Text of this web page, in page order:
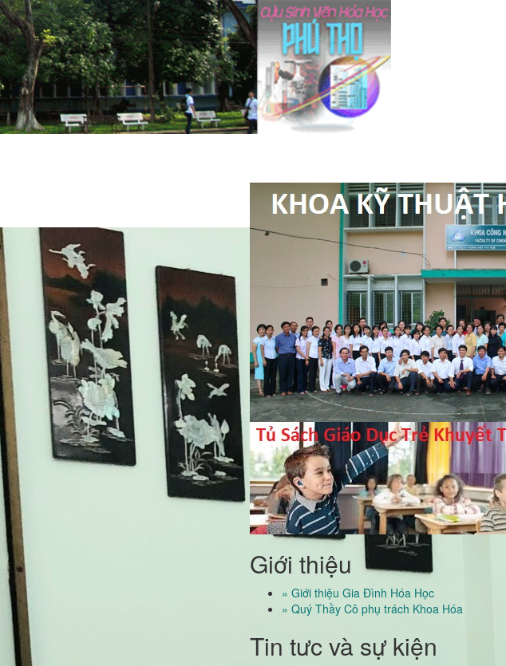
Giới thiệu
» Giới thiệu Gia Đình Hóa Học
» Quý Thầy Cô phụ trách Khoa Hóa
Tin tưc và sự kiện